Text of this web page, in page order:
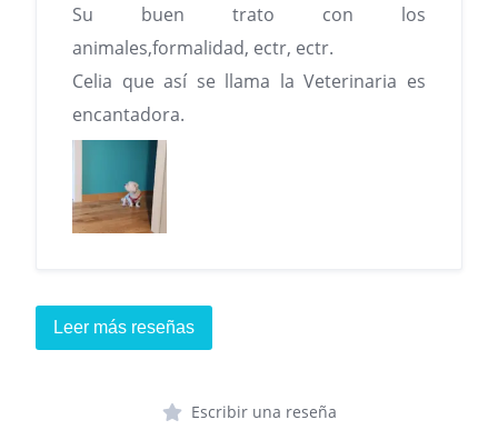
Su buen trato con los
animales,formalidad, ectr, ectr.
Celia que así se llama la Veterinaria es
encantadora.
Leer más reseñas
Escribir una reseña